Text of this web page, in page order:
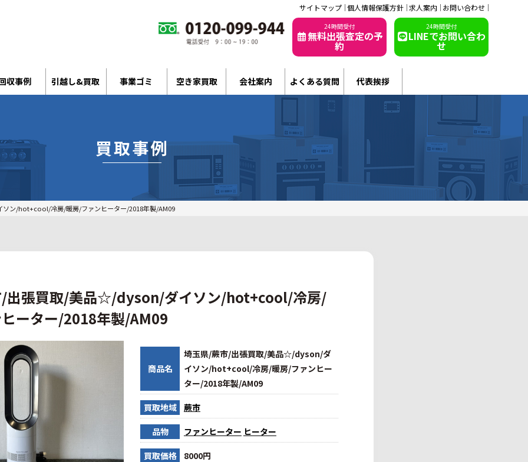
サイトマップ 個人情報保護方針 求人案内 お問い合わせ
24時間受付
無料出張査定の予
約
24時間受付
LINEでお問い合わ
せ
収事例 引越し&買取 事業ゴミ 空き家買取 会社案内 よくある質問 代表挨拶
買取事例
ン/hot+cool/冷房/暖房/ファンヒーター/2018年製/AM09
/出張買取/美品☆/dyson/ダイソン/hot+cool/冷房/
ーター/2018年製/AM09
商品名
埼玉県/蕨市/出張買取/美品☆/dyson/ダ
イソン/hot+cool/冷房/暖房/ファンヒー
ター/2018年製/AM09
買取地域 蕨市
品物 ファンヒーター ヒーター
買取価格 8000円